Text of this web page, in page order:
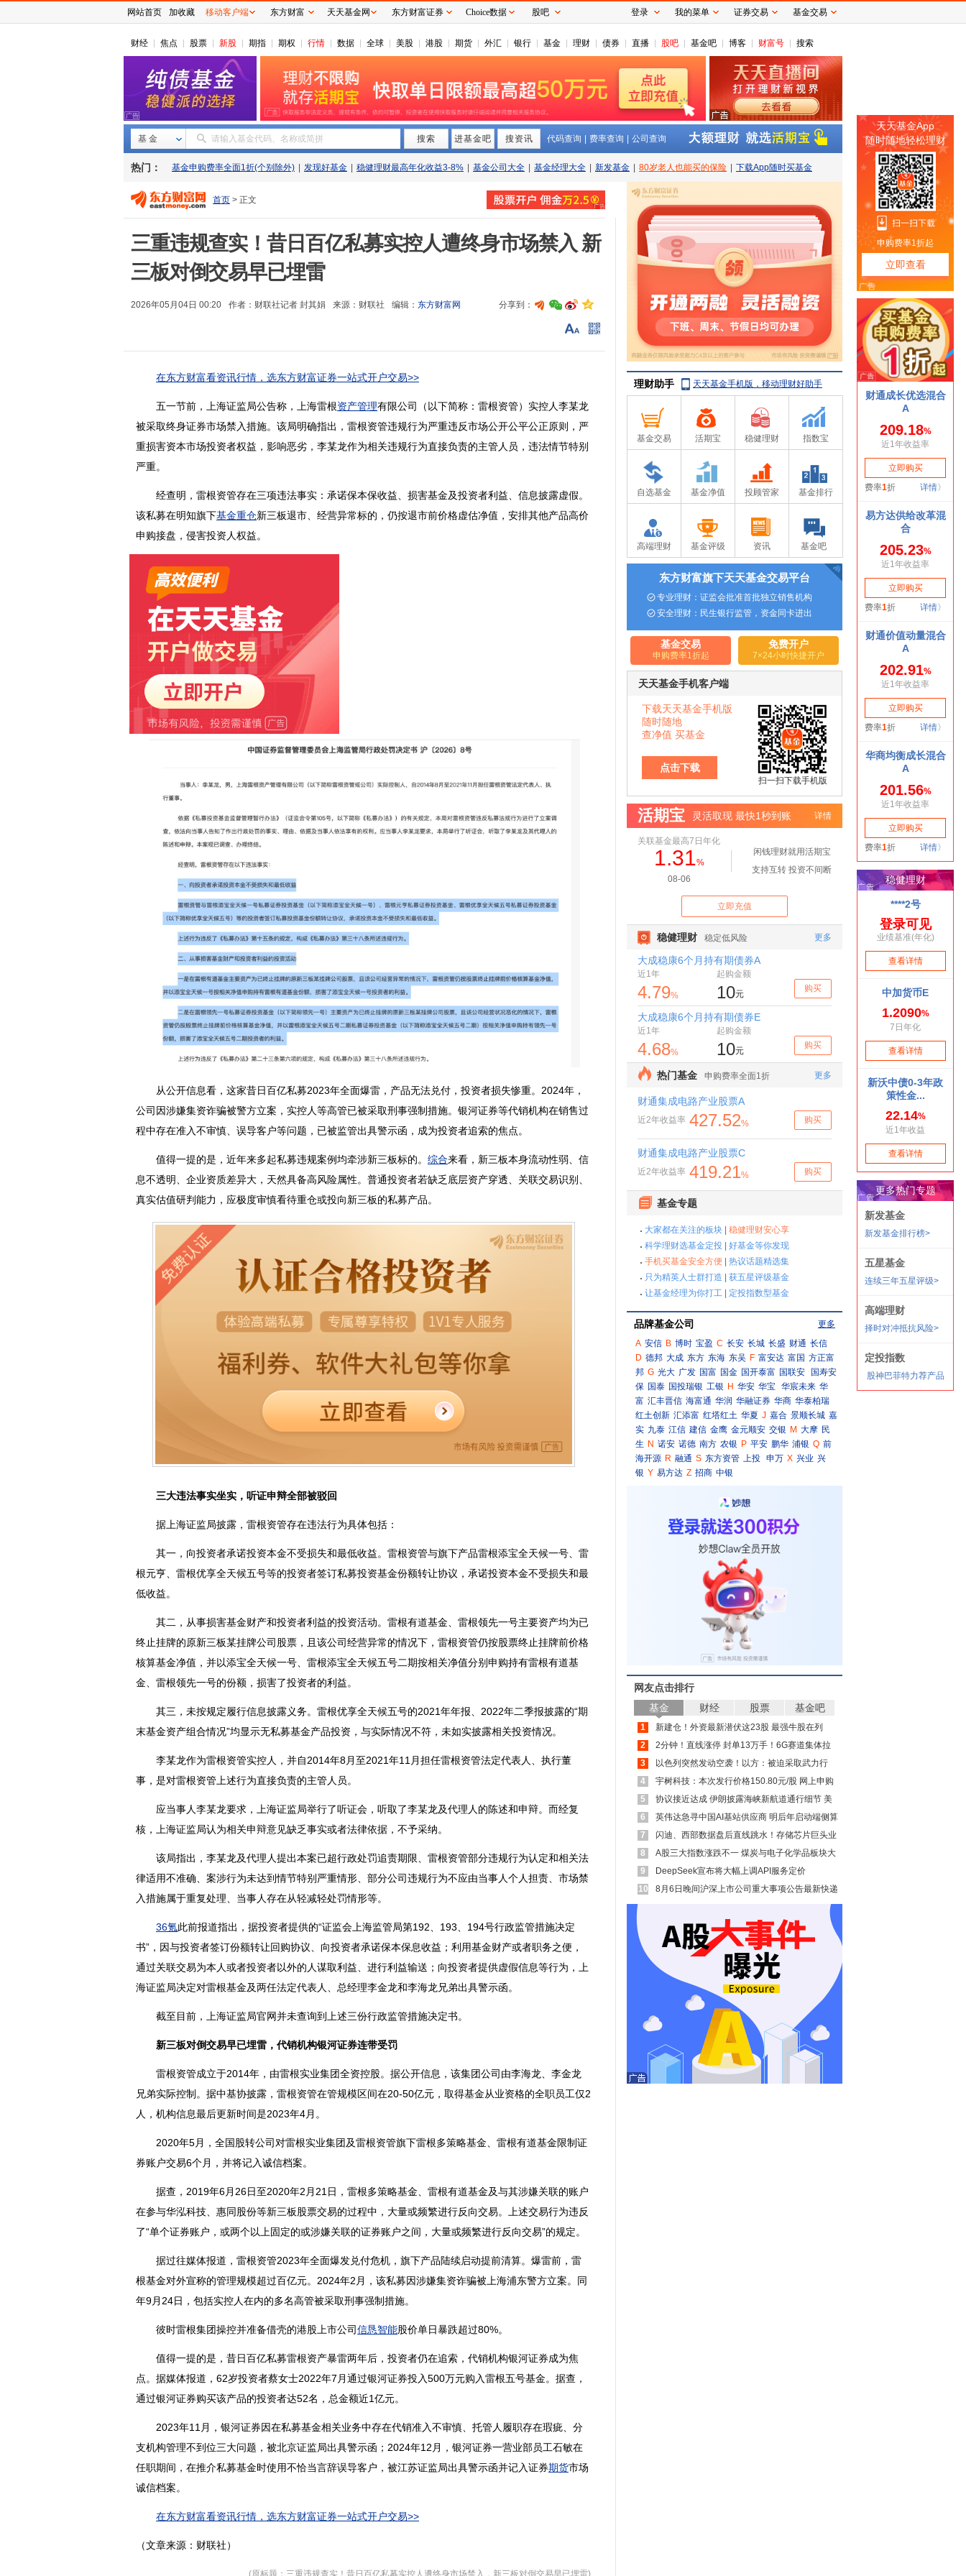
财经 焦点 股票 新股 期指 期权 行情 数据 全球 美股 港股 期货 外汇 银行 基金 理财 债券 直播 股吧 基金吧 博客 财富号 搜索
基 金 请输入基金代码、名称或简拼 搜索 进基金吧 搜资讯 代码查询 费率查询 公司查询
热门： 基金申购费率全面1折(个别除外) 发现好基金 稳健理财最高年化收益3-8% 基金公司大全 基金经理大全 新发基金 80岁老人也能买的保险 下载App随时买基金
首页 > 正文
三重违规查实！昔日百亿私募实控人遭终身市场禁入 新
三板对倒交易早已埋雷
2026年05月04日 00:20 作者：财联社记者 封其娟 来源： 财联社 编辑： 东方财富网 分享到：
在东方财富看资讯行情，选东方财富证券一站式开户交易>>
五一节前，上海证监局公告称，上海雷根资产管理有限公司（以下简称：雷根资管）实控人李某龙
被采取终身证券市场禁入措施。该局明确指出，雷根资管违规行为严重违反市场公开公平公正原则，严
重损害资本市场投资者权益，影响恶劣，李某龙作为相关违规行为直接负责的主管人员，违法情节特别
严重。
经查明，雷根资管存在三项违法事实：承诺保本保收益、损害基金及投资者利益、信息披露虚假。
该私募在明知旗下基金重仓新三板退市、经营异常标的，仍按退市前价格虚估净值，安排其他产品高价
申购接盘，侵害投资人权益。
从公开信息看，这家昔日百亿私募2023年全面爆雷，产品无法兑付，投资者损失惨重。2024年，
公司因涉嫌集资诈骗被警方立案，实控人等高管已被采取刑事强制措施。银河证券等代销机构在销售过
程中存在准入不审慎、误导客户等问题，已被监管出具警示函，成为投资者追索的焦点。
值得一提的是，近年来多起私募违规案例均牵涉新三板标的。 综合来看，新三板本身流动性弱、信
息不透明、企业资质差异大，天然具备高风险属性。普通投资者若缺乏底层资产穿透、关联交易识别、
真实估值研判能力，应极度审慎看待重仓或投向新三板的私募产品。
三大违法事实坐实，听证申辩全部被驳回
据上海证监局披露，雷根资管存在违法行为具体包括：
其一，向投资者承诺投资本金不受损失和最低收益。雷根资管与旗下产品雷根添宝全天候一号、雷
根元亨、雷根优享全天候五号等的投资者签订私募投资基金份额转让协议，承诺投资本金不受损失和最
低收益。
其二，从事损害基金财产和投资者利益的投资活动。雷根有道基金、雷根领先一号主要资产均为已
终止挂牌的原新三板某挂牌公司股票，且该公司经营异常的情况下，雷根资管仍按股票终止挂牌前价格
核算基金净值，并以添宝全天候一号、雷根添宝全天候五号二期按相关净值分别申购持有雷根有道基
金、雷根领先一号的份额，损害了投资者的利益。
其三，未按规定履行信息披露义务。雷根优享全天候五号的2021年年报、2022年二季报披露的“期
末基金资产组合情况”均显示无私募基金产品投资，与实际情况不符，未如实披露相关投资情况。
李某龙作为雷根资管实控人，并自2014年8月至2021年11月担任雷根资管法定代表人、执行董
事，是对雷根资管上述行为直接负责的主管人员。
应当事人李某龙要求，上海证监局举行了听证会，听取了李某龙及代理人的陈述和申辩。而经复
核，上海证监局认为相关申辩意见缺乏事实或者法律依据，不予采纳。
该局指出，李某龙及代理人提出本案已超行政处罚追责期限、雷根资管部分违规行为认定和相关法
律适用不准确、案涉行为未达到情节特别严重情形、部分公司违规行为不应由当事人个人担责、市场禁
入措施属于重复处理、当事人存在从轻减轻处罚情形等。
36氪此前报道指出，据投资者提供的“证监会上海监管局第192、193、194号行政监管措施决定
书”，因与投资者签订份额转让回购协议、向投资者承诺保本保息收益；利用基金财产或者职务之便，
通过关联交易为本人或者投资者以外的人谋取利益、进行利益输送；向投资者提供虚假信息等行为，上
海证监局决定对雷根基金及两任法定代表人、总经理李金龙和李海龙兄弟出具警示函。
截至目前，上海证监局官网并未查询到上述三份行政监管措施决定书。
新三板对倒交易早已埋雷，代销机构银河证券连带受罚
雷根资管成立于2014年，由雷根实业集团全资控股。据公开信息，该集团公司由李海龙、李金龙
兄弟实际控制。据中基协披露，雷根资管在管规模区间在20-50亿元，取得基金从业资格的全职员工仅2
人，机构信息最后更新时间是2023年4月。
2020年5月，全国股转公司对雷根实业集团及雷根资管旗下雷根多策略基金、雷根有道基金限制证
券账户交易6个月，并将记入诚信档案。
据查，2019年6月26日至2020年2月21日，雷根多策略基金、雷根有道基金及与其涉嫌关联的账户
在参与华泓科技、惠同股份等新三板股票交易的过程中，大量或频繁进行反向交易。上述交易行为违反
了“单个证券账户，或两个以上固定的或涉嫌关联的证券账户之间，大量或频繁进行反向交易”的规定。
据过往媒体报道，雷根资管2023年全面爆发兑付危机，旗下产品陆续启动提前清算。爆雷前，雷
根基金对外宣称的管理规模超过百亿元。2024年2月，该私募因涉嫌集资诈骗被上海浦东警方立案。同
年9月24日，包括实控人在内的多名高管被采取刑事强制措施。
彼时雷根集团操控并准备借壳的港股上市公司信恳智能股价单日暴跌超过80%。
值得一提的是，昔日百亿私募雷根资产暴雷两年后，投资者仍在追索，代销机构银河证券成为焦
点。据媒体报道，62岁投资者蔡女士2022年7月通过银河证券投入500万元购入雷根五号基金。据查，
通过银河证券购买该产品的投资者达52名，总金额近1亿元。
2023年11月，银河证券因在私募基金相关业务中存在代销准入不审慎、托管人履职存在瑕疵、分
支机构管理不到位三大问题，被北京证监局出具警示函；2024年12月，银河证券一营业部员工石敏在
任职期间，在推介私募基金时使用不恰当言辞误导客户，被江苏证监局出具警示函并记入证券期货市场
诚信档案。
在东方财富看资讯行情，选东方财富证券一站式开户交易>>
（文章来源：财联社）
(原标题：三重违规查实！昔日百亿私募实控人遭终身市场禁入，新三板对倒交易早已埋雷)
理财助手 天天基金手机版，移动理财好助手
基金交易 活期宝 稳健理财 指数宝
自选基金 基金净值 投顾管家 基金排行
高端理财 基金评级 资讯 基金吧
品牌基金公司
更多
A 安信 B 博时 宝盈 C 长安 长城 长盛 财通 长信
D 德邦 大成 东方 东海 东吴 F 富安达 富国 方正富
邦 G 光大 广发 国富 国金 国开泰富 国联安
国寿安
保 国泰 国投瑞银 工银 H 华安 华宝 华宸未来 华
富 汇丰晋信 海富通 华润 华融证券 华商 华泰柏瑞
红土创新 汇添富 红塔红土 华夏 J 嘉合 景顺长城 嘉
实 九泰 江信 建信 金鹰 金元顺安 交银 M 大摩 民
生 N 诺安 诺德 南方 农银 P 平安 鹏华 浦银 Q 前
海开源 R 融通 S 东方资管 上投 申万 X 兴业 兴
银 Y 易方达 Z 招商 中银
网友点击排行
基金
财经 股票 基金吧
1
新建仓！外资最新潜伏这23股 最强牛股在列
2
2分钟！直线涨停 封单13万手！6G赛道集体拉
升
3
以色列突然发动空袭！以方：被迫采取武力行
动！内塔尼亚胡“叫板”特朗普
4
宇树科技：本次发行价格150.80元/股 网上申购
日为8月10日
5
协议接近达成 伊朗披露海峡新航道通行细节 美
方再提“倒计时”
6
英伟达急寻中国AI基站供应商 明后年启动端侧算
力组网
7
闪迪、西部数据盘后直线跳水！存储芯片巨头业
绩利空来袭
8
A股三大指数涨跌不一 煤炭与电子化学品板块大
涨
9
DeepSeek宣布将大幅上调API服务定价
10
8月6日晚间沪深上市公司重大事项公告最新快递
网站首页 加收藏 移动客户端 东方财富 天天基金网 东方财富证券 Choice数据 股吧 登录 我的菜单 证券交易 基金交易